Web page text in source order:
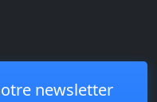
newsletter